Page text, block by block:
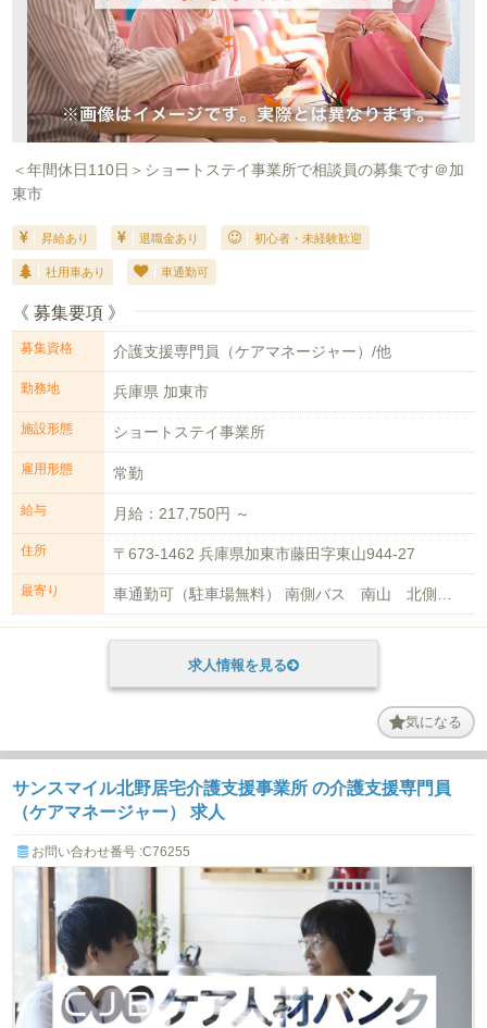
＜年間休日110日＞ショートステイ事業所で相談員の募集です＠加
東市
昇給あり 退職金あり 初心者・未経験歓迎
社用車あり 車通勤可
《 募集要項 》
募集資格 介護支援専門員（ケアマネージャー）/他
勤務地 兵庫県 加東市
施設形態 ショートステイ事業所
雇用形態 常勤
給与 月給：217,750円 ～
住所 〒673-1462 兵庫県加東市藤田字東山944-27
最寄り
求人情報を見る
気になる
サンスマイル北野居宅介護支援事業所 の介護支援専門員
（ケアマネージャー） 求人
お問い合わせ番号 :C76255